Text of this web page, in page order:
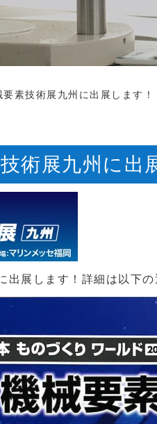
素技術展九州に出展します！
術展九州に出
出展します！詳細は以下の